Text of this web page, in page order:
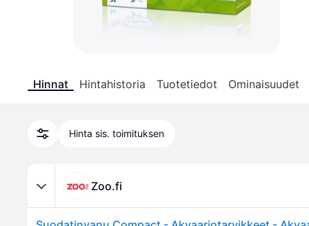
Hinnat Hintahistoria Tuotetiedot Ominaisuudet
Hinta sis. toimituksen
Zoo.fi